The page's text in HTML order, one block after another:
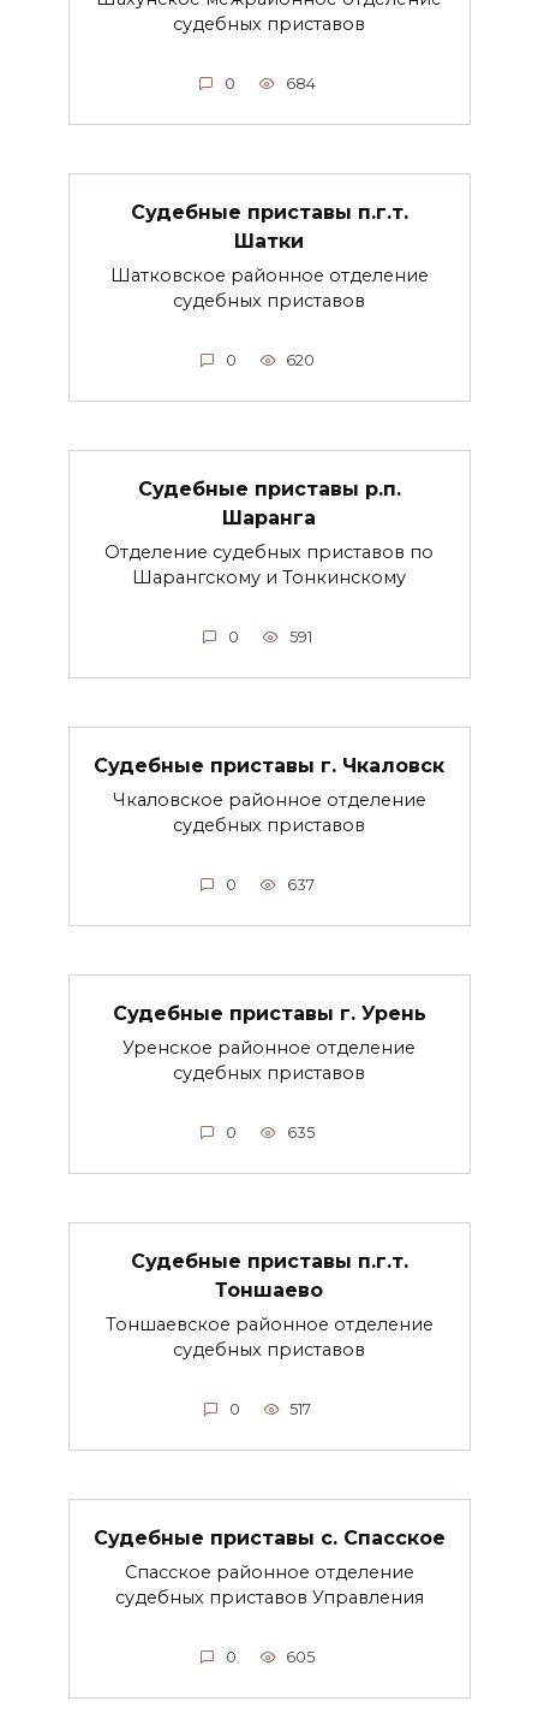
судебных приставов
0 684
Судебные приставы п.г.т.
Шатки
Шатковское районное отделение
судебных приставов
0 620
Судебные приставы р.п.
Шаранга
Отделение судебных приставов по
Шарангскому и Тонкинскому
0 591
Судебные приставы г. Чкаловск
Чкаловское районное отделение
судебных приставов
0 637
Судебные приставы г. Урень
Уренское районное отделение
судебных приставов
0 635
Судебные приставы п.г.т.
Тоншаево
Тоншаевское районное отделение
судебных приставов
0 517
Судебные приставы с. Спасское
Спасское районное отделение
судебных приставов Управления
0 605